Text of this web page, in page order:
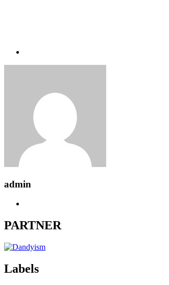
admin
PARTNER
Labels